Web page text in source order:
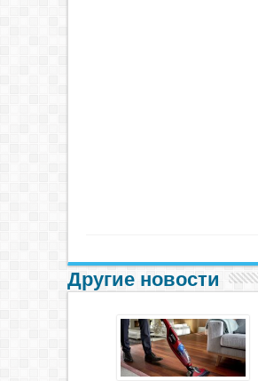
Другие новости